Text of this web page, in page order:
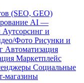
(SEO, GEO)
AI —
Аутсорсинг и
Фото Рисунки и
Автоматизация
Маркетплейс
Социальные
магазины